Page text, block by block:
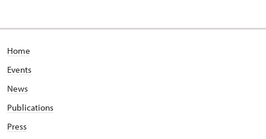
Home
Events
News
Publications
Press